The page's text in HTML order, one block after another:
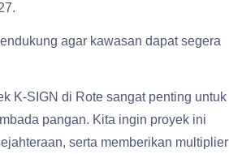
agar kawasan dapat segera
K-SIGN di Rote sangat penting untuk
pangan. Kita ingin proyek ini
serta memberikan multiplier